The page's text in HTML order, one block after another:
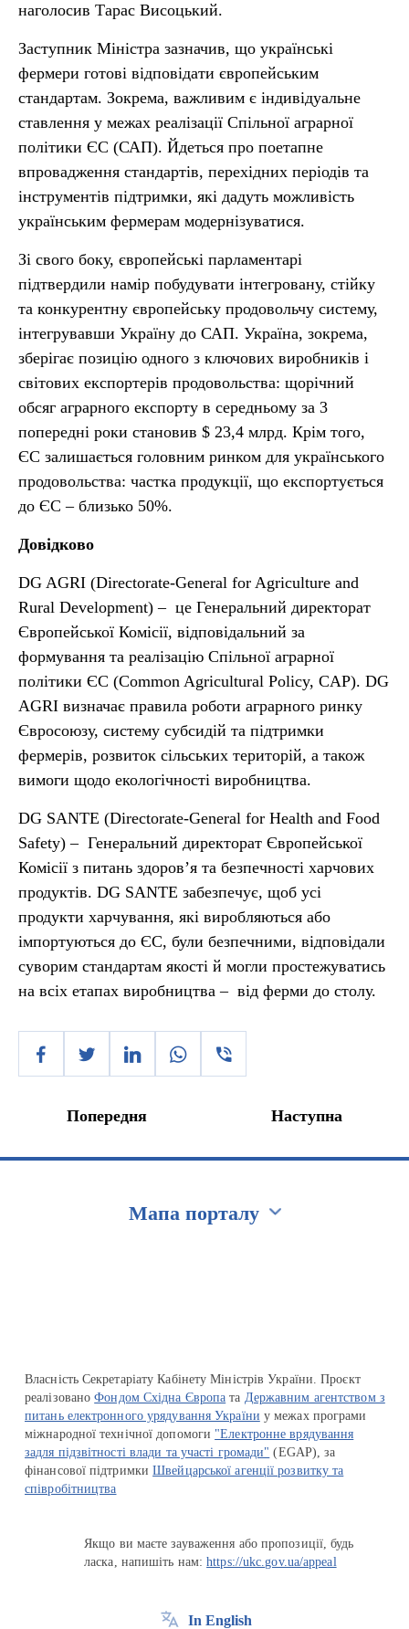
наголосив Тарас Висоцький.
Заступник Міністра зазначив, що українські
фермери готові відповідати європейським
стандартам. Зокрема, важливим є індивідуальне
ставлення у межах реалізації Спільної аграрної
політики ЄС (САП). Йдеться про поетапне
впровадження стандартів, перехідних періодів та
інструментів підтримки, які дадуть можливість
українським фермерам модернізуватися.
Зі свого боку, європейські парламентарі
підтвердили намір побудувати інтегровану, стійку
та конкурентну європейську продовольчу систему,
інтегрувавши Україну до САП. Україна, зокрема,
зберігає позицію одного з ключових виробників і
світових експортерів продовольства: щорічний
обсяг аграрного експорту в середньому за 3
попередні роки становив $ 23,4 млрд. Крім того,
ЄС залишається головним ринком для українського
продовольства: частка продукції, що експортується
до ЄС – близько 50%.
Довідково
DG AGRI (Directorate-General for Agriculture and
Rural Development) – це Генеральний директорат
Європейської Комісії, відповідальний за
формування та реалізацію Спільної аграрної
політики ЄС (Common Agricultural Policy, CAP). DG
AGRI визначає правила роботи аграрного ринку
Євросоюзу, систему субсидій та підтримки
фермерів, розвиток сільських територій, а також
вимоги щодо екологічності виробництва.
DG SANTE (Directorate-General for Health and Food
Safety) – Генеральний директорат Європейської
Комісії з питань здоров’я та безпечності харчових
продуктів. DG SANTE забезпечує, щоб усі
продукти харчування, які виробляються або
імпортуються до ЄС, були безпечними, відповідали
суворим стандартам якості й могли простежуватись
на всіх етапах виробництва – від ферми до столу.
Попередня Наступна
Мапа порталу
Власність Секретаріату Кабінету Міністрів України. Проєкт
реалізованоФондом Східна Європа та Державним агентством з
питань електронного урядування України у межах програми
міжнародної технічної допомоги "Електронне врядування
задля підзвітності влади та участі громади" (EGAP), за
фінансової підтримкиШвейцарської агенції розвитку та
співробітництва
Якщо ви маєте зауваження або пропозиції, будь
ласка, напишіть нам:https://ukc.gov.ua/appeal
In English